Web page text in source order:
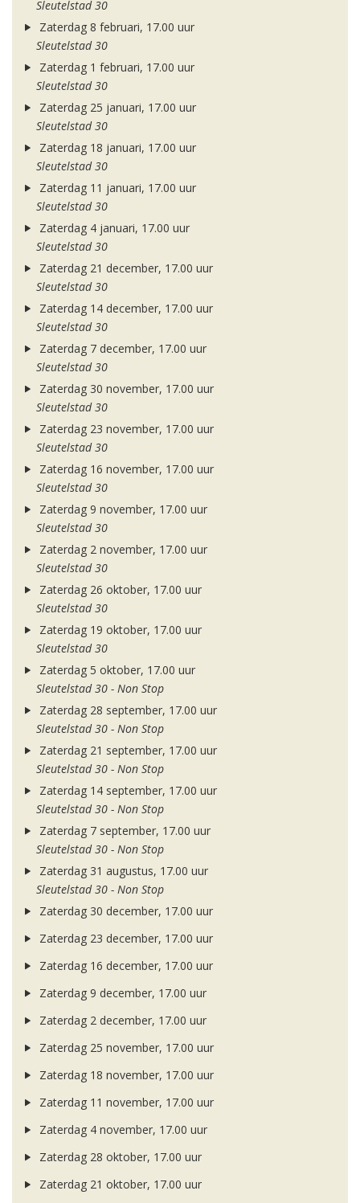
Sleutelstad 30
Zaterdag 8 februari, 17.00 uur
Sleutelstad 30
Zaterdag 1 februari, 17.00 uur
Sleutelstad 30
Zaterdag 25 januari, 17.00 uur
Sleutelstad 30
Zaterdag 18 januari, 17.00 uur
Sleutelstad 30
Zaterdag 11 januari, 17.00 uur
Sleutelstad 30
Zaterdag 4 januari, 17.00 uur
Sleutelstad 30
Zaterdag 21 december, 17.00 uur
Sleutelstad 30
Zaterdag 14 december, 17.00 uur
Sleutelstad 30
Zaterdag 7 december, 17.00 uur
Sleutelstad 30
Zaterdag 30 november, 17.00 uur
Sleutelstad 30
Zaterdag 23 november, 17.00 uur
Sleutelstad 30
Zaterdag 16 november, 17.00 uur
Sleutelstad 30
Zaterdag 9 november, 17.00 uur
Sleutelstad 30
Zaterdag 2 november, 17.00 uur
Sleutelstad 30
Zaterdag 26 oktober, 17.00 uur
Sleutelstad 30
Zaterdag 19 oktober, 17.00 uur
Sleutelstad 30
Zaterdag 5 oktober, 17.00 uur
Sleutelstad 30 - Non Stop
Zaterdag 28 september, 17.00 uur
Sleutelstad 30 - Non Stop
Zaterdag 21 september, 17.00 uur
Sleutelstad 30 - Non Stop
Zaterdag 14 september, 17.00 uur
Sleutelstad 30 - Non Stop
Zaterdag 7 september, 17.00 uur
Sleutelstad 30 - Non Stop
Zaterdag 31 augustus, 17.00 uur
Sleutelstad 30 - Non Stop
Zaterdag 30 december, 17.00 uur
Zaterdag 23 december, 17.00 uur
Zaterdag 16 december, 17.00 uur
Zaterdag 9 december, 17.00 uur
Zaterdag 2 december, 17.00 uur
Zaterdag 25 november, 17.00 uur
Zaterdag 18 november, 17.00 uur
Zaterdag 11 november, 17.00 uur
Zaterdag 4 november, 17.00 uur
Zaterdag 28 oktober, 17.00 uur
Zaterdag 21 oktober, 17.00 uur